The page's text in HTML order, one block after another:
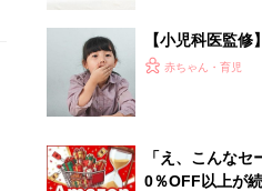
【小児科医監
ナだけじゃない
赤ちゃん・育児
「え、こんな
0％OFF以上が